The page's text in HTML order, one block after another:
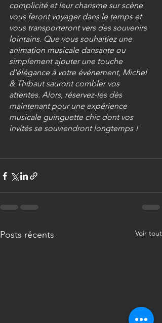
complicité et leur charisme sur scène
vous feront voyager dans le temps et
vous transporteront vers des souvenirs
lointains. Que vous souhaitiez une
animation musicale dansante ou
simplement ajouter une touche
d'élégance à votre événement, Michel
& Thibaut sauront combler vos
attentes. Alors, réservez-les dès
maintenant pour une expérience
musicale guinguette chic dont vos
invités se souviendront longtemps !
Posts récents Voir tout